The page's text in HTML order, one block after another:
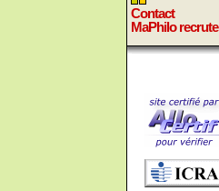
Contact
MaPhilo recrute